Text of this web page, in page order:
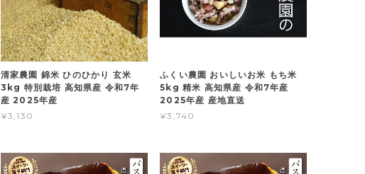
清家農園 錦米 ひのひかり 玄米
3kg 特別栽培 高知県産 令和7年
産 2025年産
¥3,130
ふくい農園 おいしいお米 もち米
5kg 精米 高知県産 令和7年産
2025年産 産地直送
¥3,740